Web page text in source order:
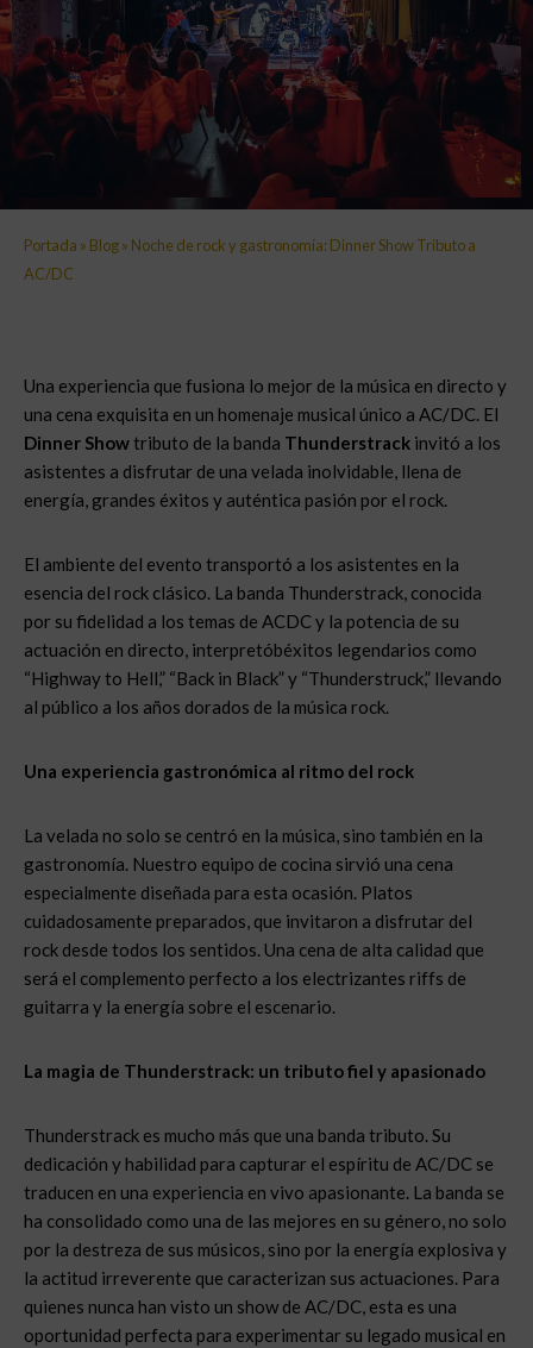
Portada » Blog» Noche de rock y gastronomía: Dinner Show Tributo a
AC/DC
Una experiencia que fusiona lo mejor de la música en directo y
una cena exquisita en un homenaje musical único a AC/DC. El
Dinner Showtributo de la banda Thunderstrack invitó a los
asistentes a disfrutar de una velada inolvidable, llena de
energía, grandes éxitos y auténtica pasión por el rock.
El ambiente del evento transportó a los asistentes en la
esencia del rock clásico. La banda Thunderstrack, conocida
por su fidelidad a los temas de ACDC y la potencia de su
actuación en directo, interpretóbéxitos legendarios como
“Highway to Hell,” “Back in Black” y “Thunderstruck,” llevando
al público a los años dorados de la música rock.
Una experiencia gastronómica al ritmo del rock
La velada no solo se centró en la música, sino también en la
gastronomía. Nuestro equipo de cocina sirvió una cena
especialmente diseñada para esta ocasión. Platos
cuidadosamente preparados, que invitaron a disfrutar del
rock desde todos los sentidos. Una cena de alta calidad que
será el complemento perfecto a los electrizantes riffs de
guitarra y la energía sobre el escenario.
La magia de Thunderstrack: un tributo fiel y apasionado
Thunderstrack es mucho más que una banda tributo. Su
dedicación y habilidad para capturar el espíritu de AC/DC se
traducen en una experiencia en vivo apasionante. La banda se
ha consolidado como una de las mejores en su género, no solo
por la destreza de sus músicos, sino por la energía explosiva y
la actitud irreverente que caracterizan sus actuaciones. Para
quienes nunca han visto un show de AC/DC, esta es una
oportunidad perfecta para experimentar su legado musical en